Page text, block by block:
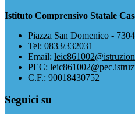
Istituto Comprensivo Statale
Piazza San Domenico -
Tel: 0833/332031
Email:
PEC:
C.F.: 90018430752
Seguici su